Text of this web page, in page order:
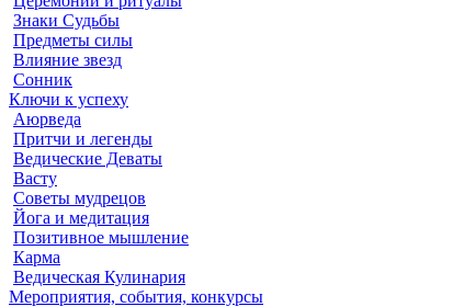
Знаки Судьбы
Предметы силы
Влияние звезд
Сонник
Ключи к успеху
Аюрведа
Притчи и легенды
Ведические Деваты
Васту
Советы мудрецов
Йога и медитация
Позитивное мышление
Карма
Ведическая Кулинария
Мероприятия, события, конкурсы